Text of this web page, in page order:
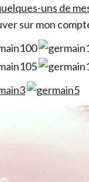
uns de
sur mon